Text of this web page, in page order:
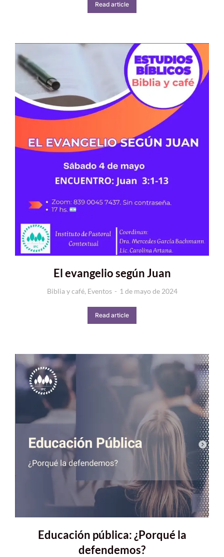
Read article
El evangelio según Juan
Biblia y café, Eventos 1 de mayo de 2024
Read article
Educación pública: ¿Porqué la
defendemos?